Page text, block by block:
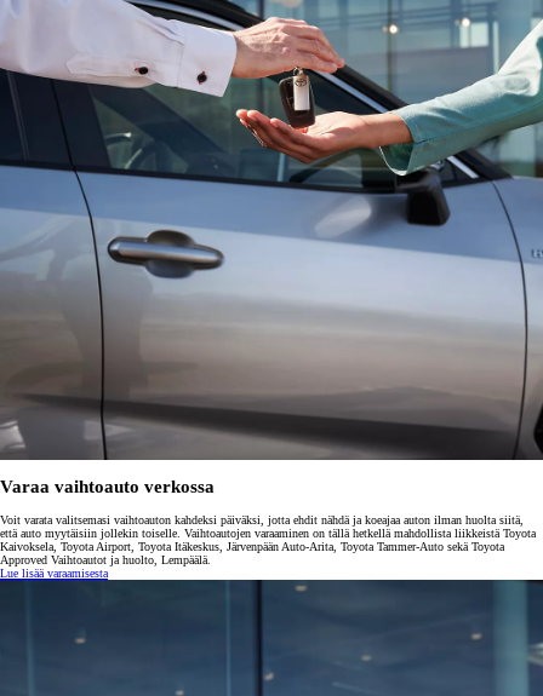
Varaa vaihtoauto verkossa
Voit varata valitsemasi vaihtoauton kahdeksi päiväksi, jotta ehdit nähdä ja koeajaa auton ilman huolta siitä,
että auto myytäisiin jollekin toiselle. Vaihtoautojen varaaminen on tällä hetkellä mahdollista liikkeistä Toyota
Kaivoksela, Toyota Airport, Toyota Itäkeskus, Järvenpään Auto-Arita, Toyota Tammer-Auto sekä Toyota
Approved Vaihtoautot ja huolto, Lempäälä.
Lue lisää varaamisesta